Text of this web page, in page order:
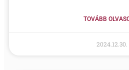
TOVÁBB
2024.12.30.